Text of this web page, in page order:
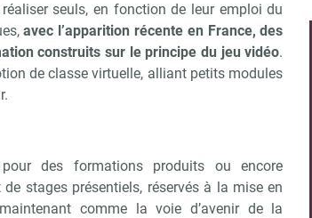
seuls, en fonction de leur emploi du
avec l’apparition récente en France, des
construits sur le principe du jeu vidéo.
de classe virtuelle, alliant petits modules
des formations produits ou encore
stages présentiels, réservés à la mise en
comme la voie d’avenir de la